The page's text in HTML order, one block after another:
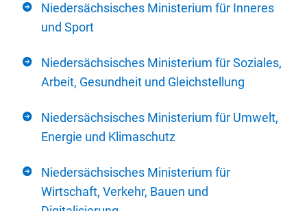
Niedersächsisches Ministerium für Inneres
und Sport
Niedersächsisches Ministerium für Soziales,
Arbeit, Gesundheit und Gleichstellung
Niedersächsisches Ministerium für Umwelt,
Energie und Klimaschutz
Niedersächsisches Ministerium für
Wirtschaft, Verkehr, Bauen und